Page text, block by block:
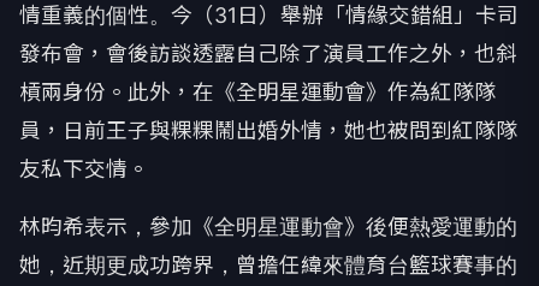
情重義的個性。今（31 日）舉辦「情緣交錯組」卡司
發布會，會後訪談透露自己除了演員工作之外，也斜
槓兩身份。此外，在《全明星運動會》作為紅隊隊
員，日前王子與粿粿鬧出婚外情，她也被問到紅隊隊
友私下交情。
林昀希表示，參加《全明星運動會》後便熱愛運動的
她，近期更成功跨界，曾擔任緯來體育台籃球賽事的